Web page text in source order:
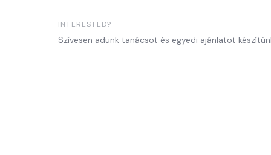
INTERESTED?
Szívesen adunk tanácsot és egyedi ajánlatot